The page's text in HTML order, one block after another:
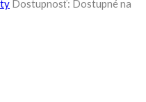
Dostupnosť: Dostupné na